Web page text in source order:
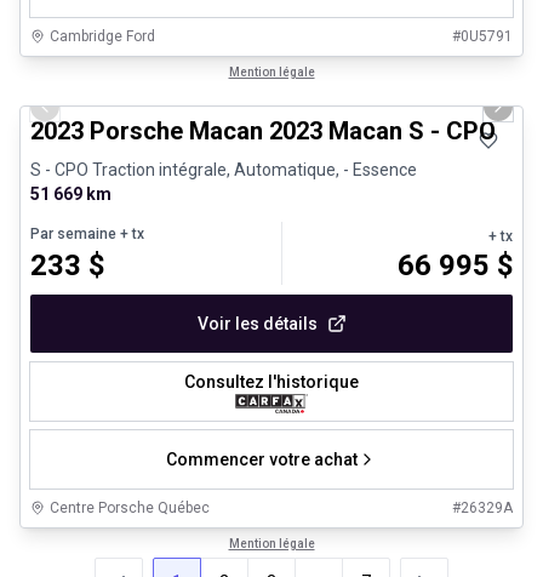
Cambridge Ford #0U5791
Mention légale
Véhicules d'occasion certifiés
Previous slide Next
2023 Porsche Macan 2023 Macan S - CPO
S - CPO Traction intégrale, Automatique, - Essence
51 669 km
Par semaine + tx
233 $
+ tx
66 995 $
Voir les détails
Consultez l'historique
Commencer votre achat
Centre Porsche Québec #26329A
Mention légale